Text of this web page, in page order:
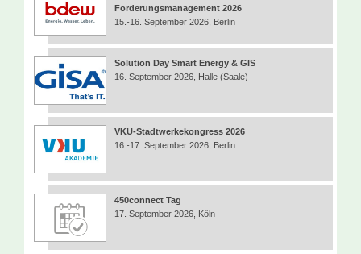
Forderungsmanagement 2026
15.-16. September 2026, Berlin
Solution Day Smart Energy & GIS
16. September 2026, Halle (Saale)
VKU-Stadtwerkekongress 2026
16.-17. September 2026, Berlin
450connect Tag
17. September 2026, Köln